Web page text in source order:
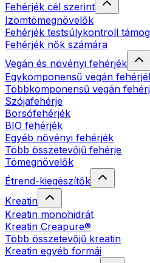
Fehérjék cél szerint
Izomtömegnövelők
Fehérjék testsúlykontroll
Fehérjék nők számára
Vegán és növényi fehérjék
Egykomponensű vegán
Többkomponensű vegán
Szójafehérje
Borsófehérjék
BIO fehérjék
Egyéb növényi fehérjék
Több összetevőjű fehérje
Tömegnövelők
Étrend-kiegészítők
Kreatin
Kreatin monohidrát
Kreatin Creapure®
Több összetevőjű kreatin
Kreatin egyéb formái